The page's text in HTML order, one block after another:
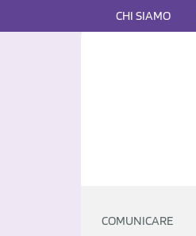
CHI SIAMO
COMUNICARE